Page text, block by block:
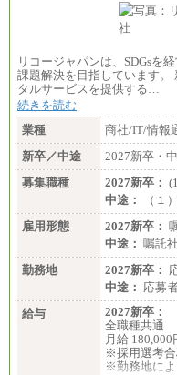
リコージャパンは、SDGsを
課題解決を目指しています。
タルサービスを提供する…
続きを読む
業種
商社/IT/情報
新卒／中途
2027新卒・
募集職種
2027新卒：
中途：
（１
雇用形態
2027新卒：
中途： 嘱託
勤務地
2027新卒：
中途： 応募
給与
2027新卒：
全職種共通
月給 180,000
※採用選考合
※勤務地に